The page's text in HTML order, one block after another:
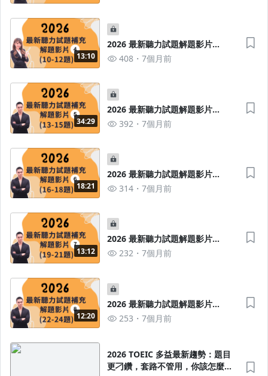
13:10
2026 最新聽力試題解題影片
4（10-12題）
408 7個月前
34:29
2026 最新聽力試題解題影片
5（13-15題）
392 7個月前
18:21
2026 最新聽力試題解題影片
6（16-18題）
314 7個月前
13:12
2026 最新聽力試題解題影片
7（19-21題）
232 7個月前
12:20
2026 最新聽力試題解題影片
8（22-24題）
253 7個月前
2026 TOEIC 多益最新趨勢：題目
更刁鑽，套路不管用，你該怎麼